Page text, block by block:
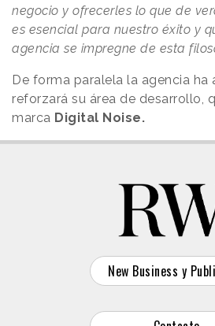
negocio y ofrecerles lo que de
es esencial para nuestro éxito y
agencia se impregne de esta
De forma paralela la agencia ha
reforzará su área de desarrollo,
marca Digital Noise.
New Business y